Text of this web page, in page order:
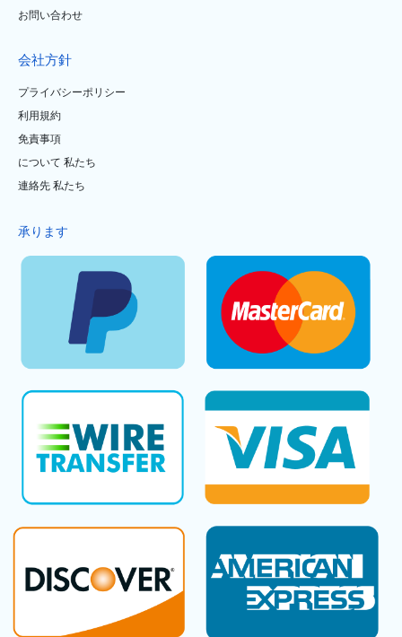
お問い合わせ
会社方針
プライバシーポリシー
利用規約
免責事項
について 私たち
連絡先 私たち
承ります